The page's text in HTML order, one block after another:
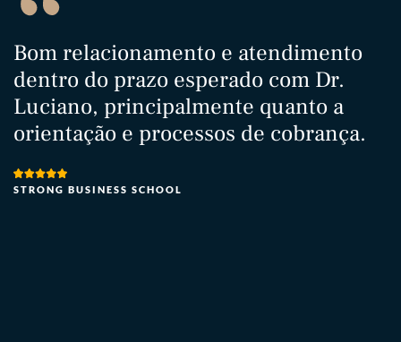
Bom relacionamento e atendimento
dentro do prazo esperado com Dr.
Luciano, principalmente quanto a
orientação e processos de cobrança.
STRONG BUSINESS SCHOOL